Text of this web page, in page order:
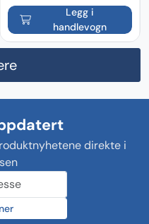
Legg i
handlevogn
direkte i